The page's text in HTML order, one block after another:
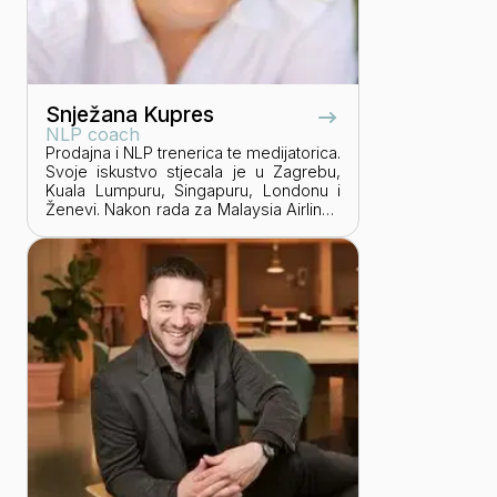
Snježana Kupres
NLP coach
Prodajna i NLP trenerica te medijatorica.
Svoje iskustvo stjecala je u Zagrebu,
Kuala Lumpuru, Singapuru, Londonu i
Ženevi. Nakon rada za Malaysia Airlines
prodaje i marketinga, počela je
podučavati i obrazovati se za Sales
Excellence u Londonu, NLP
certificiranog trenera te izmiritelja pri
Hrvatskoj udruzi za medijaciju. Priprema
i izvodi edukacije iz područja: prodaje,
pregovaranja, komunikacijskih vještina,
vještina prezentiranja, socijalnih
kompetencija, BMC (Business Model
Canvas), NLP praktičarskih programa i